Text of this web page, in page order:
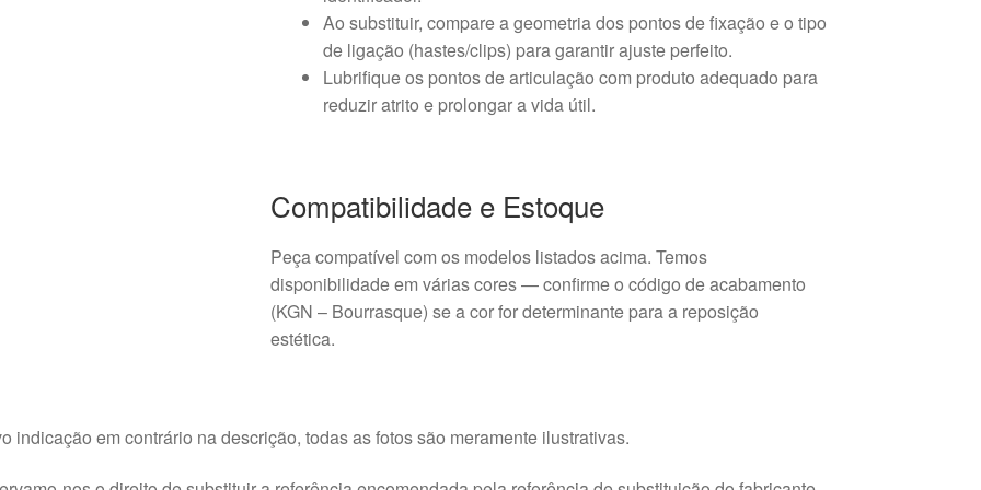
Ao substituir, compare a geometria dos pontos de fixação e o tipo
de ligação (hastes/clips) para garantir ajuste perfeito.
Lubrifique os pontos de articulação com produto adequado para
reduzir atrito e prolongar a vida útil.
Compatibilidade e Estoque
Peça compatível com os modelos listados acima. Temos
disponibilidade em várias cores — confirme o código de acabamento
(KGN – Bourrasque) se a cor for determinante para a reposição
estética.
indicação em contrário na descrição, todas as fotos são meramente ilustrativas.